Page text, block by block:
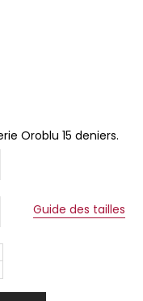
Oroblu 15 deniers.
Guide des tailles